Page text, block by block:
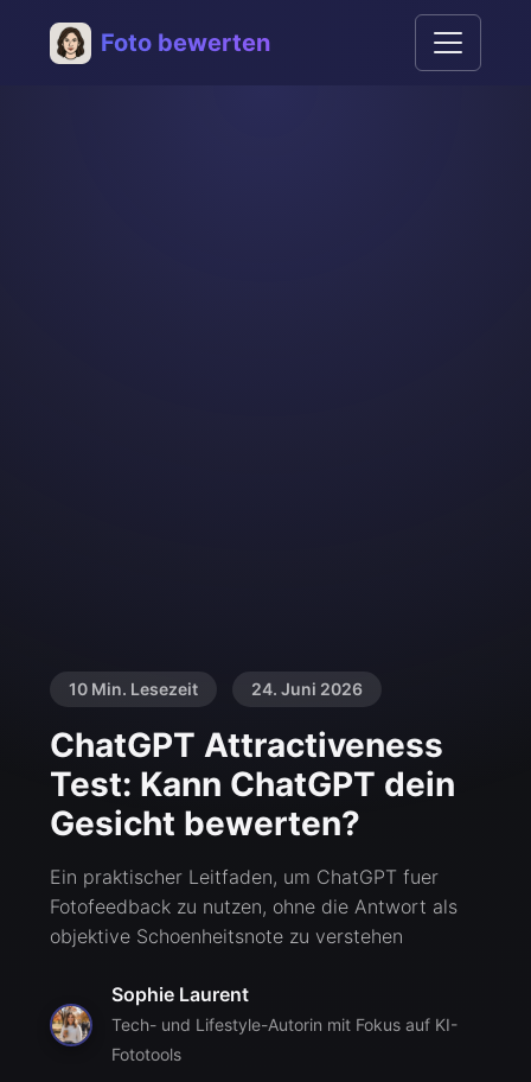
Foto bewerten
10 Min. Lesezeit 24. Juni 2026
ChatGPT Attractiveness
Test: Kann ChatGPT dein
Gesicht bewerten?
Ein praktischer Leitfaden, um ChatGPT fuer
Fotofeedback zu nutzen, ohne die Antwort als
objektive Schoenheitsnote zu verstehen
Sophie Laurent
Tech- und Lifestyle-Autorin mit Fokus auf KI-
Fototools